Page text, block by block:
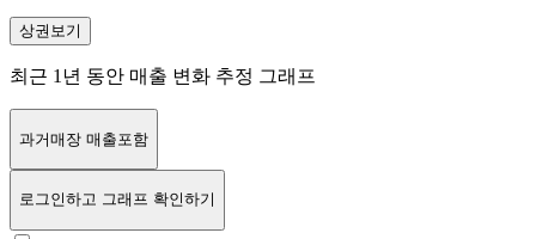
상권보기
최근 1년 동안 매출 변화 추정 그래프
과거매장 매출포함
로그인하고 그래프 확인하기